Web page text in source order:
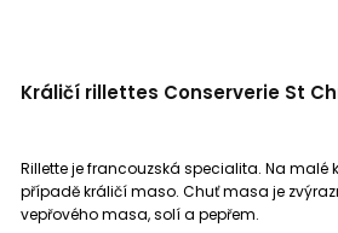
Králičí rillettes Conserverie St
Rillette je francouzská specialita. Na malé
případě králičí maso. Chuť masa je
vepřového masa, solí a pepřem.